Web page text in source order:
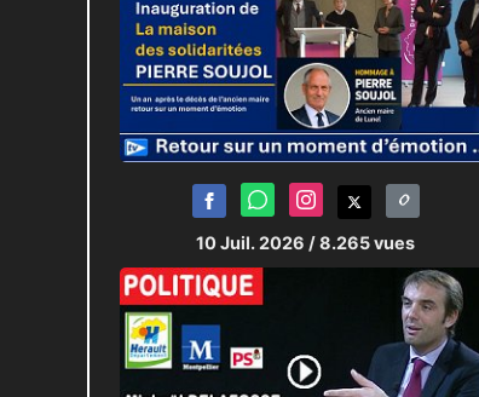
10 Juil. 2026 / 8.265 vues